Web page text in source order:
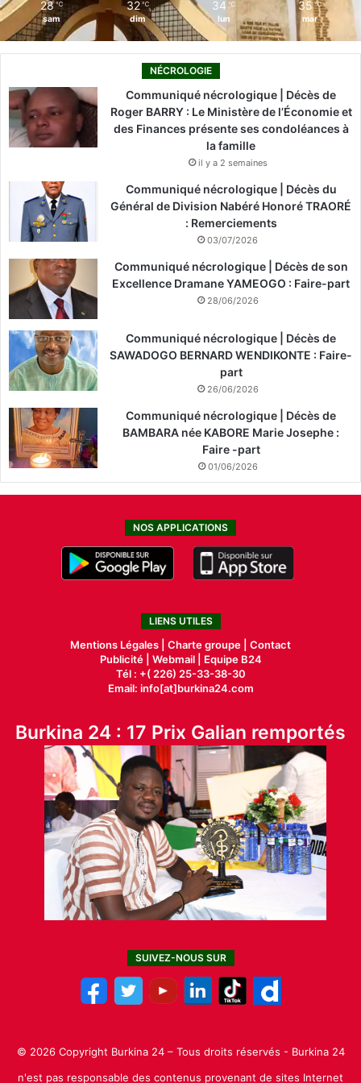
28 ℃
sam
32 ℃
dim
34 ℃
lun
35 ℃
mar
NÉCROLOGIE
Communiqué nécrologique | Décès de
Roger BARRY : Le Ministère de l’Économie et
des Finances présente ses condoléances à
la famille
il y a 2 semaines
Communiqué nécrologique | Décès du
Général de Division Nabéré Honoré TRAORÉ
: Remerciements
03/07/2026
Communiqué nécrologique | Décès de son
Excellence Dramane YAMEOGO : Faire-part
28/06/2026
Communiqué nécrologique | Décès de
SAWADOGO BERNARD WENDIKONTE : Faire-
part
26/06/2026
Communiqué nécrologique | Décès de
BAMBARA née KABORE Marie Josephe :
Faire -part
01/06/2026
NOS APPLICATIONS
LIENS UTILES
Mentions Légales | Charte groupe | Contact
Publicité| Webmail |
Equipe B24
Tél : +( 226) 25-33-38-30
Email: info[at]burkina24.com
Burkina 24 : 17 Prix Galian remportés
SUIVEZ-NOUS SUR
© 2026 Copyright Burkina 24 – Tous droits réservés - Burkina 24
n'est pas responsable des contenus provenant de sites Internet